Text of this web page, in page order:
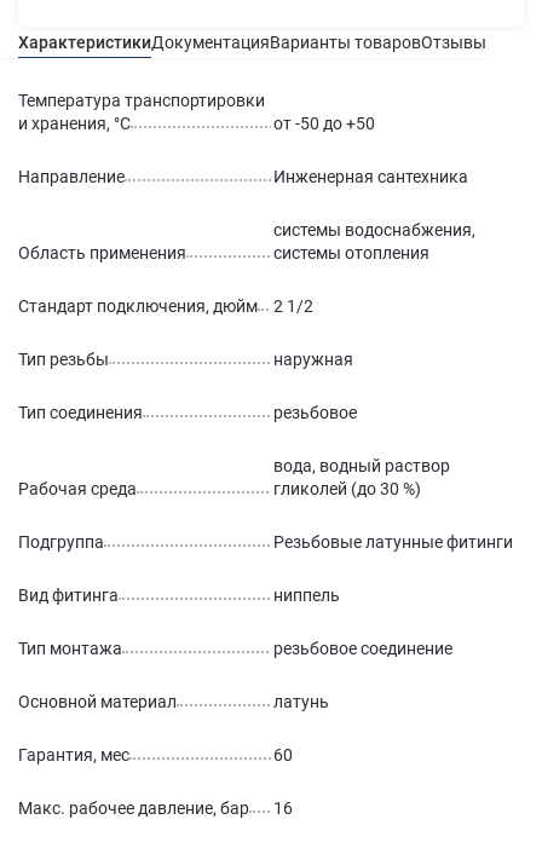
ХарактеристикиДокументацияВарианты товаровОтзывы
Температура транспортировки
и хранения, °С
от -50 до +50
Направление Инженерная сантехника
Область применения
системы водоснабжения,
системы отопления
Стандарт подключения, дюйм 2 1/2
Тип резьбы наружная
Тип соединения резьбовое
Рабочая среда
вода, водный раствор
гликолей (до 30 %)
Подгруппа Резьбовые латунные фитинги
Вид фитинга ниппель
Тип монтажа резьбовое соединение
Основной материал латунь
Гарантия, мес 60
Макс. рабочее давление, бар 16